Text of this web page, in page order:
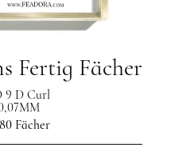
Fertig Fächer
9 D Curl
Fächer